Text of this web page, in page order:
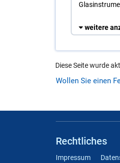
weitere
Diese Seite wurde
Wollen Sie einen
Rechtliches
Impressum